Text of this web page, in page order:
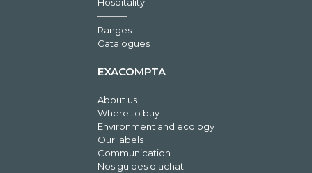
Hospitality
Ranges
Catalogues
EXACOMPTA
About us
Where to buy
Environment and ecology
Our labels
Communication
Nos guides d'achat